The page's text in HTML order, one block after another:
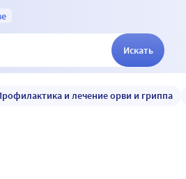
Искать
и лечение орви и гриппа